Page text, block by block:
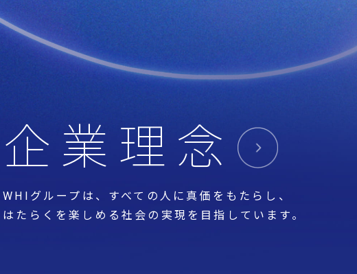
企業理念
WHIグループは、すべての人に真価をもたらし、
はたらくを楽しめる社会の実現を目指しています。